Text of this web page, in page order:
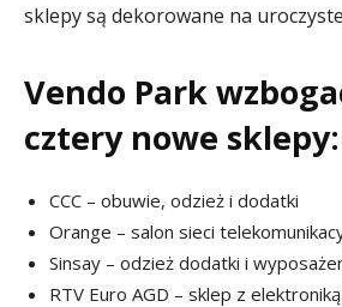
sklepy są dekorowane na
Vendo Park
cztery nowe sklepy:
CCC – obuwie, odzież i dodatki
Orange – salon sieci
Sinsay – odzież dodatki i
RTV Euro AGD – sklep z elektroniką